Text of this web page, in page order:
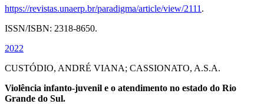
https://revistas.unaerp.br/paradigma/article/view/2111 .
ISSN/ISBN: 2318-8650.
2022
CUSTÓDIO, ANDRÉ VIANA; CASSIONATO, A.S.A.
Violência infanto-juvenil e o atendimento no estado do Rio
Grande do Sul.